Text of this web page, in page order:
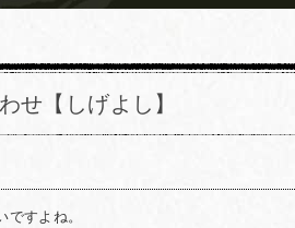
せ【しげよし】
すよね。